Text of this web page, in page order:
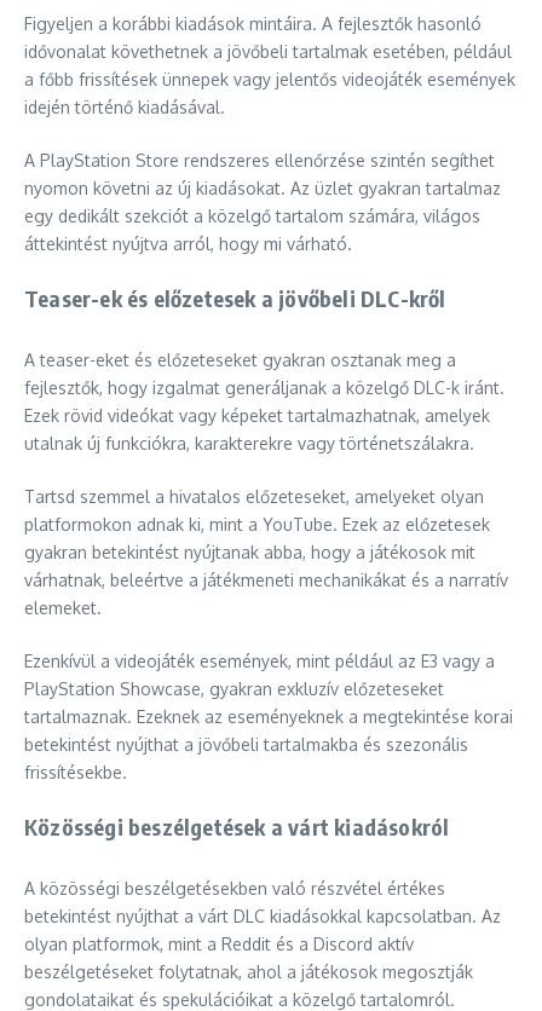
Figyeljen a korábbi kiadások mintáira. A fejlesztők hasonló
idővonalat követhetnek a jövőbeli tartalmak esetében, például
a főbb frissítések ünnepek vagy jelentős videojáték események
idején történő kiadásával.
A PlayStation Store rendszeres ellenőrzése szintén segíthet
nyomon követni az új kiadásokat. Az üzlet gyakran tartalmaz
egy dedikált szekciót a közelgő tartalom számára, világos
áttekintést nyújtva arról, hogy mi várható.
Teaser-ek és előzetesek a jövőbeli DLC-kről
A teaser-eket és előzeteseket gyakran osztanak meg a
fejlesztők, hogy izgalmat generáljanak a közelgő DLC-k iránt.
Ezek rövid videókat vagy képeket tartalmazhatnak, amelyek
utalnak új funkciókra, karakterekre vagy történetszálakra.
Tartsd szemmel a hivatalos előzeteseket, amelyeket olyan
platformokon adnak ki, mint a YouTube. Ezek az előzetesek
gyakran betekintést nyújtanak abba, hogy a játékosok mit
várhatnak, beleértve a játékmeneti mechanikákat és a narratív
elemeket.
Ezenkívül a videojáték események, mint például az E3 vagy a
PlayStation Showcase, gyakran exkluzív előzeteseket
tartalmaznak. Ezeknek az eseményeknek a megtekintése korai
betekintést nyújthat a jövőbeli tartalmakba és szezonális
frissítésekbe.
Közösségi beszélgetések a várt kiadásokról
A közösségi beszélgetésekben való részvétel értékes
betekintést nyújthat a várt DLC kiadásokkal kapcsolatban. Az
olyan platformok, mint a Reddit és a Discord aktív
beszélgetéseket folytatnak, ahol a játékosok megosztják
gondolataikat és spekulációikat a közelgő tartalomról.